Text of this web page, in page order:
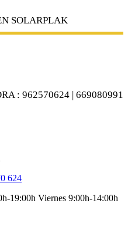
SOLARPLAK
: 962570624 | 669080991
624
19:00h Viernes 9:00h-14:00h